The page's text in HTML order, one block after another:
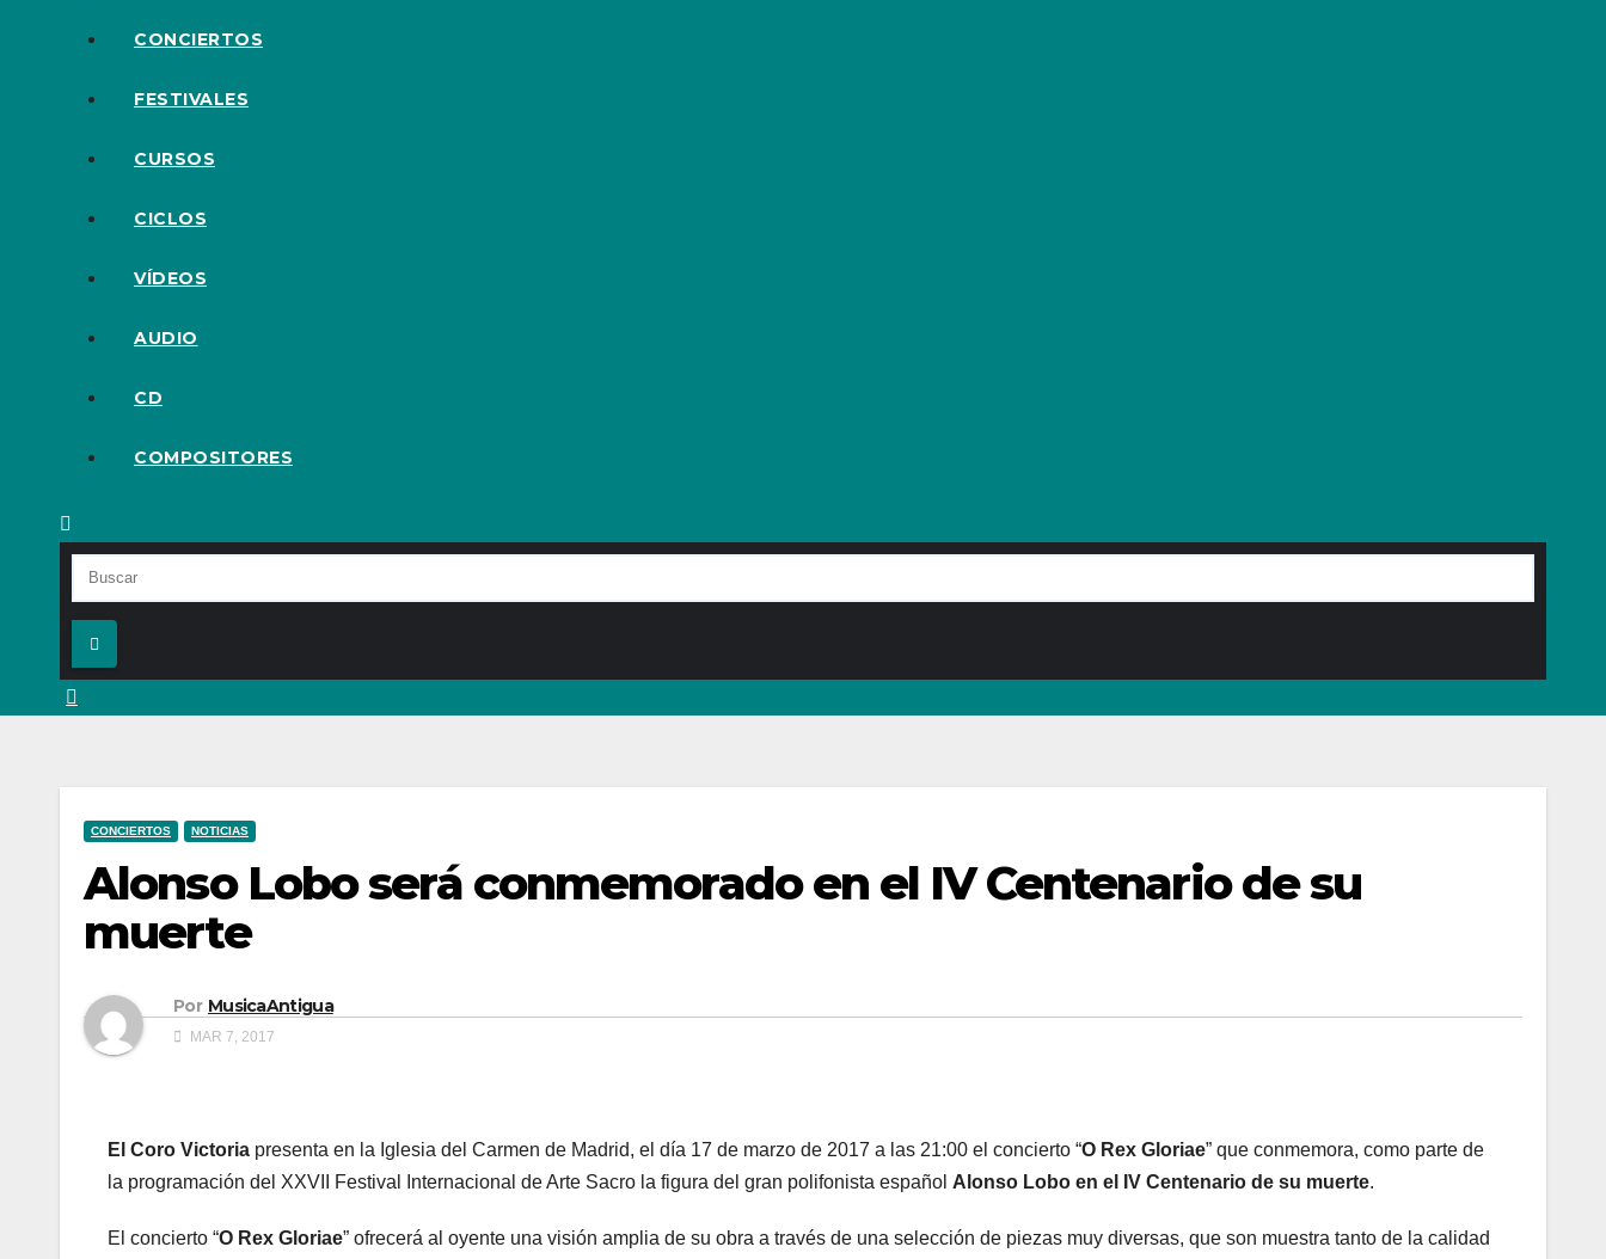
CONCIERTOS
FESTIVALES
CURSOS
CICLOS
VÍDEOS
AUDIO
CD
COMPOSITORES
CONCIERTOS NOTICIAS
Alonso Lobo será conmemorado en el IV Centenario de su
muerte
Por MusicaAntigua
MAR 7, 2017
El Coro Victoria presenta en la Iglesia del Carmen de Madrid, el día 17 de marzo de 2017 a las 21:00 el concierto “O Rex Gloriae” que conmemora, como parte de
la programación del XXVII Festival Internacional de Arte Sacro la figura del gran polifonista español Alonso Lobo en el IV Centenario de su muerte.
El concierto “O Rex Gloriae” ofrecerá al oyente una visión amplia de su obra a través de una selección de piezas muy diversas, que son muestra tanto de la calidad